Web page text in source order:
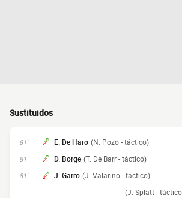
Sustituidos
81' E. De Haro (N. Pozo - táctico)
81' D. Borge (T. De Barr - táctico)
81' J. Garro (J. Valarino - táctico)
(J. Splatt -